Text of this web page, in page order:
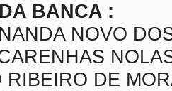
BANCA :
NOVO
RIBEIRO DE